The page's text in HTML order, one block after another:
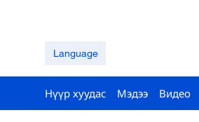
Language
Нүүр хуудас Мэдээ Видео